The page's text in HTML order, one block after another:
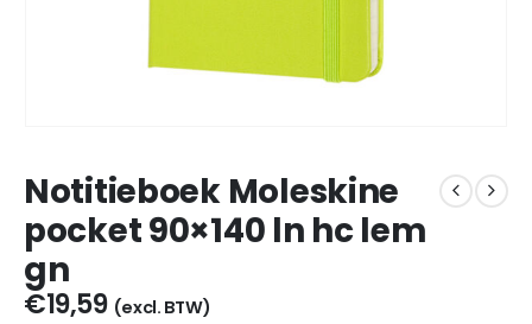
Notitieboek Moleskine
pocket 90×140 ln hc lem
gn
€19,59 (excl. BTW)